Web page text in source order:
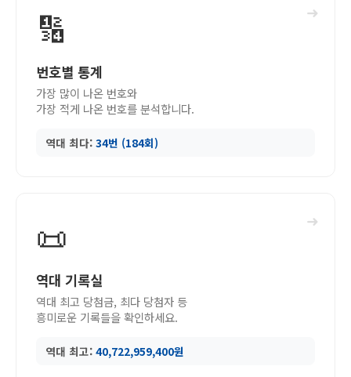
➜
🔢
번호별 통계
가장 많이 나온 번호와
가장 적게 나온 번호를 분석합니다.
역대 최다: 34번 (184회)
➜
📜
역대 기록실
역대 최고 당첨금, 최다 당첨자 등
흥미로운 기록들을 확인하세요.
역대 최고: 40,722,959,400원